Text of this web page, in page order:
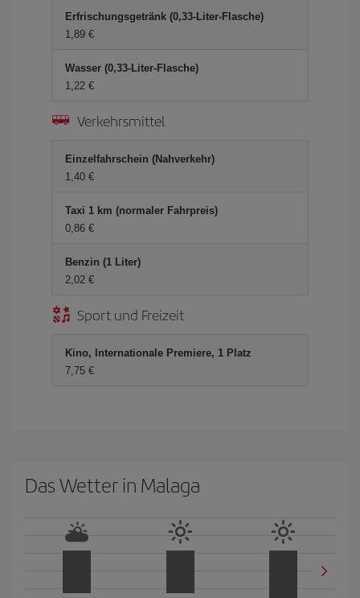
Erfrischungsgetränk (0,33-Liter-Flasche)
1,89 €
Wasser (0,33-Liter-Flasche)
1,22 €
Verkehrsmittel
Einzelfahrschein (Nahverkehr)
1,40 €
Taxi 1 km (normaler Fahrpreis)
0,86 €
Benzin (1 Liter)
2,02 €
Sport und Freizeit
Kino, Internationale Premiere, 1 Platz
7,75 €
Das Wetter in Malaga